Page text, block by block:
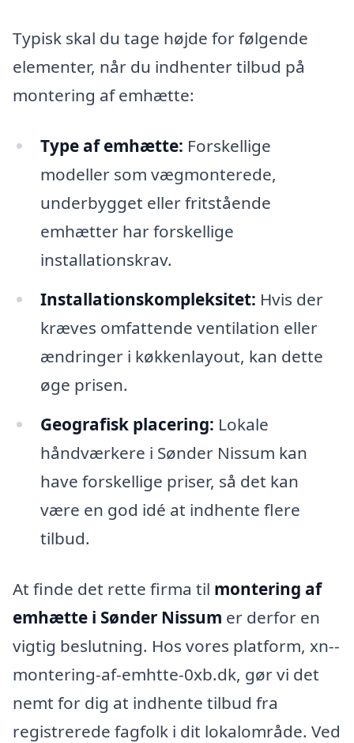
Typisk skal du tage højde for følgende
elementer, når du indhenter tilbud på
montering af emhætte:
Type af emhætte: Forskellige
modeller som vægmonterede,
underbygget eller fritstående
emhætter har forskellige
installationskrav.
Installationskompleksitet: Hvis der
kræves omfattende ventilation eller
ændringer i køkkenlayout, kan dette
øge prisen.
Geografisk placering: Lokale
håndværkere i Sønder Nissum kan
have forskellige priser, så det kan
være en god idé at indhente flere
tilbud.
At finde det rette firma til montering af
emhætte i Sønder Nissum er derfor en
vigtig beslutning. Hos vores platform, xn--
montering-af-emhtte-0xb.dk, gør vi det
nemt for dig at indhente tilbud fra
registrerede fagfolk i dit lokalområde. Ved